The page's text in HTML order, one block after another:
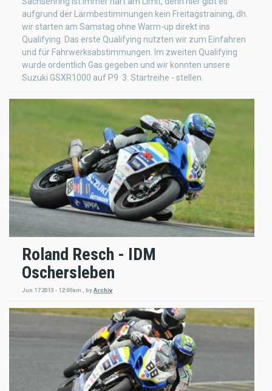
aufgrund der Lärmbestimmungen kein Freitagstraining, dh.
wir starten am Samstag ohne Warm-up direkt ins
Qualifying. Das erste Qualifying nutzten wir zum Einfahren
und für Fahrwerksabstimmungen. Im zweiten Qualifying
wurde ordentlich Gas gegeben und wir konnten unsere
Suzuki GSXR1000 auf P9  3. Startreihe - stellen.
Roland Resch - IDM
Oschersleben
Jun 17 2013 - 12:00am byArchiv